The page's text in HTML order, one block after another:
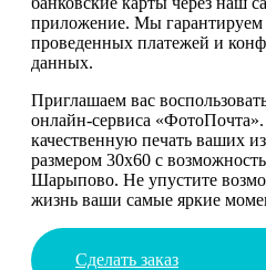
приложение. Мы гарантируем
проведенных платежей и
данных.
Приглашаем вас
онлайн-сервиса
качественную печать ваших
размером 30х60 с
Шарыпово. Не упустите
жизнь ваши самые яркие
Сделать заказ